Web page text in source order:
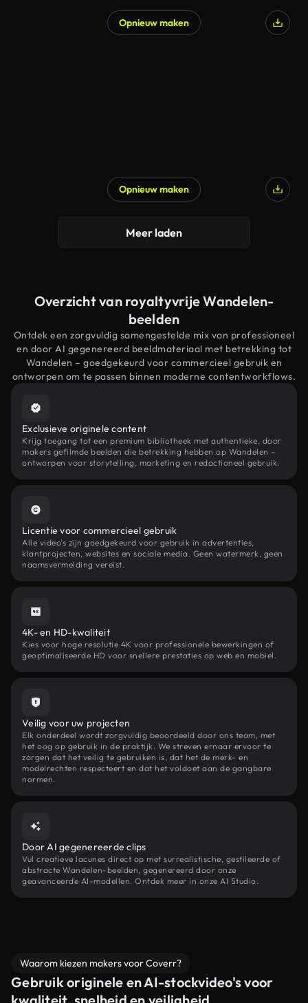
Opnieuw maken
Opnieuw maken
Meer laden
Overzicht van royaltyvrije Wandelen-
beelden
Ontdek een zorgvuldig samengestelde mix van professioneel
en door AI gegenereerd beeldmateriaal met betrekking tot
Wandelen – goedgekeurd voor commercieel gebruik en
ontworpen om te passen binnen moderne contentworkflows.
Exclusieve originele content
Krijg toegang tot een premium bibliotheek met authentieke, door
makers gefilmde beelden die betrekking hebben op Wandelen –
ontworpen voor storytelling, marketing en redactioneel gebruik.
Licentie voor commercieel gebruik
Alle video's zijn goedgekeurd voor gebruik in advertenties,
klantprojecten, websites en sociale media. Geen watermerk, geen
naamsvermelding vereist.
4K- en HD-kwaliteit
Kies voor hoge resolutie 4K voor professionele bewerkingen of
geoptimaliseerde HD voor snellere prestaties op web en mobiel.
Veilig voor uw projecten
Elk onderdeel wordt zorgvuldig beoordeeld door ons team, met
het oog op gebruik in de praktijk. We streven ernaar ervoor te
zorgen dat het veilig te gebruiken is, dat het de merk- en
modelrechten respecteert en dat het voldoet aan de gangbare
normen.
Door AI gegenereerde clips
Vul creatieve lacunes direct op met surrealistische, gestileerde of
abstracte Wandelen-beelden, gegenereerd door onze
geavanceerde AI-modellen. Ontdek meer in onze AI Studio.
Waarom kiezen makers voor Coverr?
Gebruik originele en AI-stockvideo's voor